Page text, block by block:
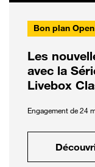
Bon plan Open
Les
avec la
Livebox
Engagement de 24